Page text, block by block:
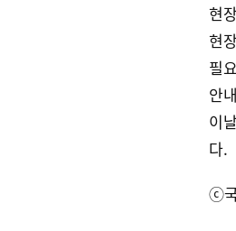
현
현
필
안
이
다.
ⓒ